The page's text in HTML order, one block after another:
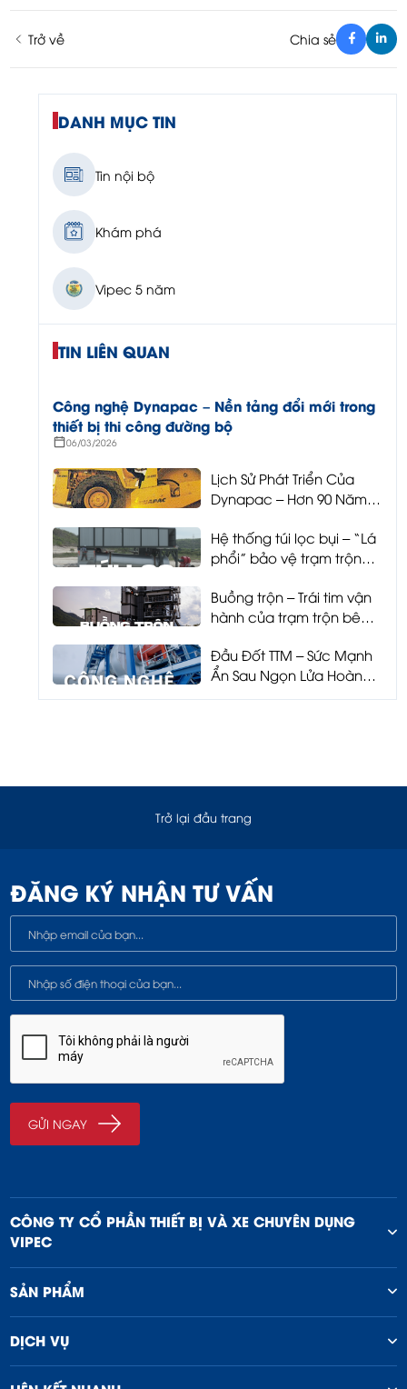
Trở về Chia sẻ
DANH MỤC TIN
Tin nội bộ
Khám phá
Vipec 5 năm
TIN LIÊN QUAN
06/03/2026
Công nghệ Dynapac – Nền tảng đổi mới trong
thiết bị thi công đường bộ
Lịch Sử Phát Triển Của
Dynapac – Hơn 90 Năm
Thi Công Đường Bộ
Hệ thống túi lọc bụi – “Lá
phổi” bảo vệ trạm trộn
Buồng trộn – Trái tim vận
hành của trạm trộn bê
Đầu Đốt TTM – Sức Mạnh
Ẩn Sau Ngọn Lửa Hoàn
Hảo
Trở lại đầu trang
ĐĂNG KÝ NHẬN TƯ VẤN
CÔNG TY CỔ PHẦN THIẾT BỊ VÀ XE CHUYÊN DỤNG
VIPEC
SẢN PHẨM
DỊCH VỤ